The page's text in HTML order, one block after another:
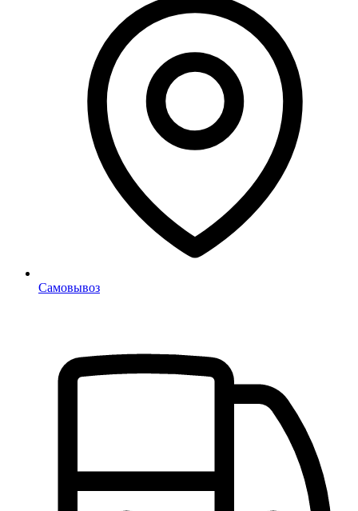
Самовывоз